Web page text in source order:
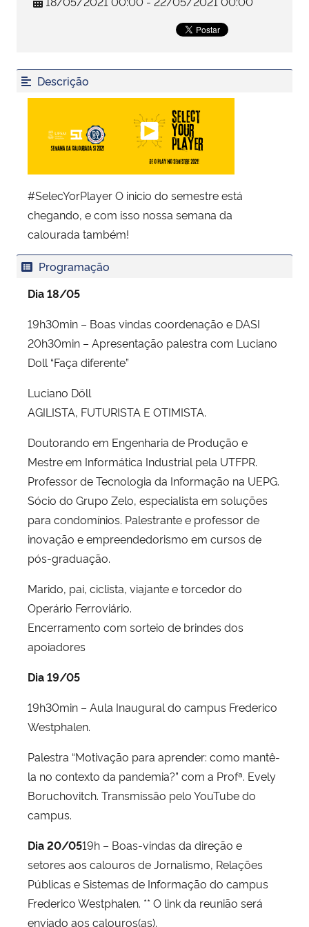
Secretaria de Governo
Advocacia-Geral da União
Banco Central do Brasil
Planalto
Descrição
#SelecYorPlayer O inicio do semestre está
chegando, e com isso nossa semana da
calourada também!
Programação
Dia 18/05
19h30min – Boas vindas coordenação e DASI
20h30min – Apresentação palestra com Luciano
Doll “Faça diferente”
Luciano Döll
AGILISTA, FUTURISTA E OTIMISTA.
Doutorando em Engenharia de Produção e
Mestre em Informática Industrial pela UTFPR.
Professor de Tecnologia da Informação na UEPG.
Sócio do Grupo Zelo, especialista em soluções
para condomínios. Palestrante e professor de
inovação e empreendedorismo em cursos de
pós-graduação.
Marido, pai, ciclista, viajante e torcedor do
Operário Ferroviário.
Encerramento com sorteio de brindes dos
apoiadores
Dia 19/05
19h30min – Aula Inaugural do campus Frederico
Westphalen.
Palestra “Motivação para aprender: como mantê-
la no contexto da pandemia?” com a Profª. Evely
Boruchovitch. Transmissão pelo YouTube do
campus.
Dia 20/0519h – Boas-vindas da direção e
setores aos calouros de Jornalismo, Relações
Públicas e Sistemas de Informação do campus
Frederico Westphalen. ** O link da reunião será
enviado aos calouros(as).